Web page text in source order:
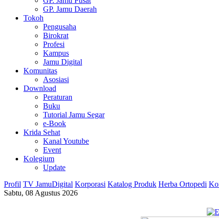
GP. Jamu Daerah
Tokoh
Pengusaha
Birokrat
Profesi
Kampus
Jamu Digital
Komunitas
Asosiasi
Download
Peraturan
Buku
Tutorial Jamu Segar
e-Book
Krida Sehat
Kanal Youtube
Event
Kolegium
Update
Profil TV JamuDigital Korporasi Katalog Produk Herba Ortopedi
Sabtu, 08 Agustus 2026